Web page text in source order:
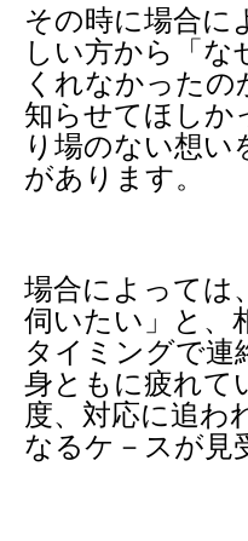
その時に場合に
しい方から「な
くれなかったの
知らせてほし
り場のない想い
があります。
場合によっては
伺いたい」と、
タイミングで連
身ともに疲れて
度、対応に追わ
なるケ－スが見